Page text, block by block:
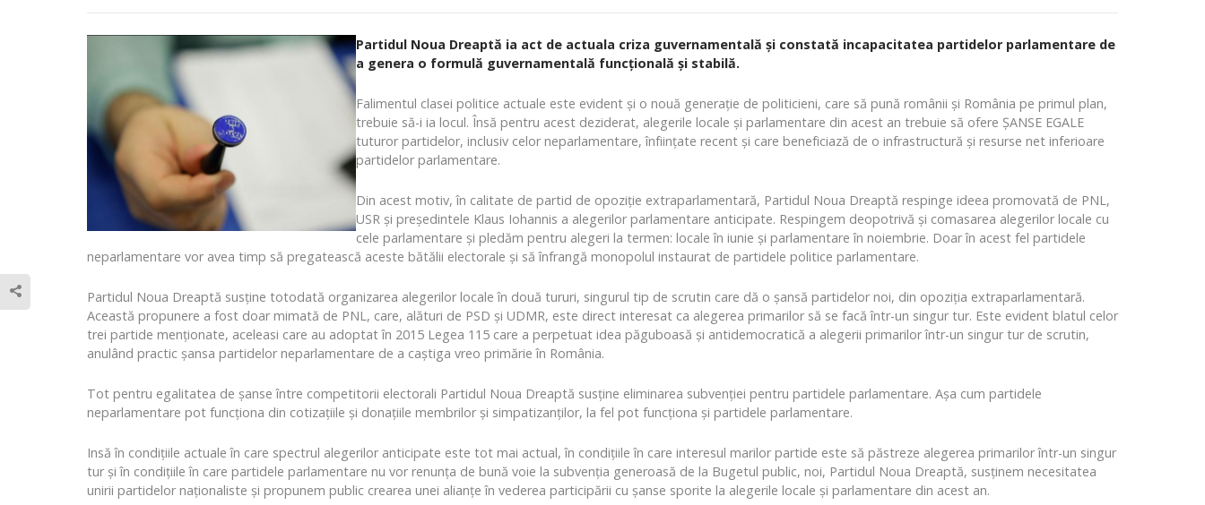
Partidul Noua Dreaptă ia act de actuala criza guvernamentală și constată incapacitatea partidelor parlamentare de
a genera o formulă guvernamentală funcțională și stabilă.
Falimentul clasei politice actuale este evident și o nouă generație de politicieni, care să pună românii și România pe primul plan,
trebuie să-i ia locul. Însă pentru acest deziderat, alegerile locale și parlamentare din acest an trebuie să ofere ȘANSE EGALE
tuturor partidelor, inclusiv celor neparlamentare, înființate recent și care beneficiază de o infrastructură și resurse net inferioare
partidelor parlamentare.
Din acest motiv, în calitate de partid de opoziție extraparlamentară, Partidul Noua Dreaptă respinge ideea promovată de PNL,
USR și președintele Klaus Iohannis a alegerilor parlamentare anticipate. Respingem deopotrivă și comasarea alegerilor locale cu
cele parlamentare și pledăm pentru alegeri la termen: locale în iunie și parlamentare în noiembrie. Doar în acest fel partidele
neparlamentare vor avea timp să pregatească aceste bătălii electorale și să înfrangă monopolul instaurat de partidele politice parlamentare.
Partidul Noua Dreaptă susține totodată organizarea alegerilor locale în două tururi, singurul tip de scrutin care dă o șansă partidelor noi, din opoziția extraparlamentară.
Această propunere a fost doar mimată de PNL, care, alături de PSD și UDMR, este direct interesat ca alegerea primarilor să se facă într-un singur tur. Este evident blatul celor
trei partide menționate, aceleasi care au adoptat în 2015 Legea 115 care a perpetuat idea păguboasă și antidemocratică a alegerii primarilor într-un singur tur de scrutin,
anulând practic șansa partidelor neparlamentare de a caștiga vreo primărie în România.
Tot pentru egalitatea de șanse între competitorii electorali Partidul Noua Dreaptă susține eliminarea subvenției pentru partidele parlamentare. Așa cum partidele
neparlamentare pot funcționa din cotizațiile și donațiile membrilor și simpatizanților, la fel pot funcționa și partidele parlamentare.
Insă în condițiile actuale în care spectrul alegerilor anticipate este tot mai actual, în condițiile în care interesul marilor partide este să păstreze alegerea primarilor într-un singur
tur și în condițiile în care partidele parlamentare nu vor renunța de bună voie la subvenția generoasă de la Bugetul public, noi, Partidul Noua Dreaptă, susținem necesitatea
unirii partidelor naționaliste și propunem public crearea unei alianțe în vederea participării cu șanse sporite la alegerile locale și parlamentare din acest an.